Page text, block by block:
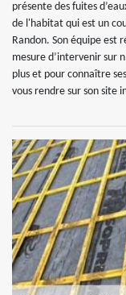
présente des fuites
de l'habitat qui est un
Randon. Son équipe est
mesure d’intervenir sur
plus et pour connaître
vous rendre sur son site